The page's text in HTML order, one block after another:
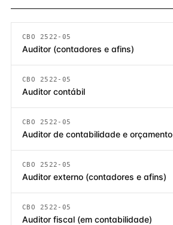
CBO 2522-05
Auditor (contadores e afins)
CBO 2522-05
Auditor contábil
CBO 2522-05
Auditor de contabilidade e orçamento
CBO 2522-05
Auditor externo (contadores e afins)
CBO 2522-05
Auditor fiscal (em contabilidade)